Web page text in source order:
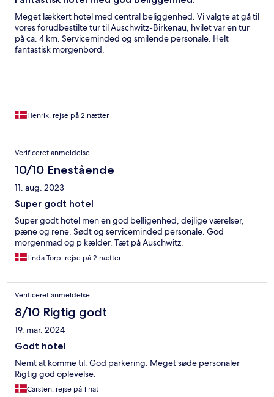
Meget lækkert hotel med central beliggenhed. Vi valgte at gå til
vores forudbestilte tur til Auschwitz-Birkenau, hvilet var en tur
på ca. 4 km. Serviceminded og smilende personale. Helt
fantastisk morgenbord.
Henrik, rejse på 2 nætter
Verificeret anmeldelse
10/10 Enestående
11. aug. 2023
Super godt hotel
Super godt hotel men en god belligenhed, dejlige værelser,
pæne og rene. Sødt og serviceminded personale. God
morgenmad og p kælder. Tæt på Auschwitz.
Linda Torp, rejse på 2 nætter
Verificeret anmeldelse
8/10 Rigtig godt
19. mar. 2024
Godt hotel
Nemt at komme til. God parkering. Meget søde personaler
Rigtig god oplevelse.
Carsten, rejse på 1 nat